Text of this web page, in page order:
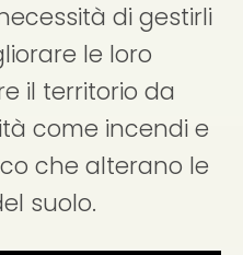
di gestirli
le loro
il territorio da
come incendi e
che alterano le
suolo.